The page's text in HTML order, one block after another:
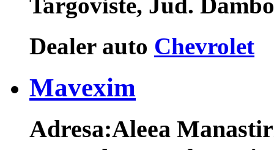
Targoviste, Jud.
Dealer auto Chevrolet
Mavexim
Adresa:Aleea